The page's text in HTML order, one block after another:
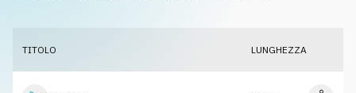
TITOLO LUNGHEZZA